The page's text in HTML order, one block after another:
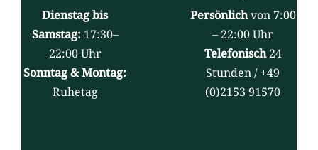
Dienstag bis
Samstag: 17:30–
22:00 Uhr
Sonntag & Montag:
Ruhetag
Persönlichvon 7:00
– 22:00 Uhr
Telefonisch24
Stunden / +49
(0)2153 91570